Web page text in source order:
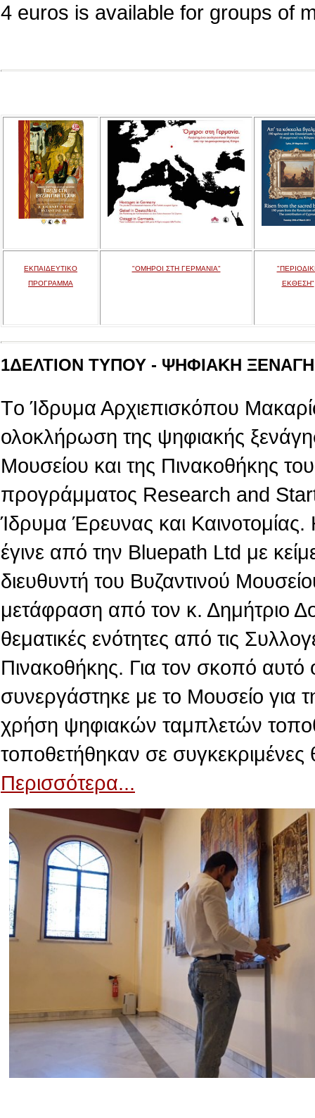
4 euros is available for groups of
ΕΚΠΑΙΔΕΥΤΙΚΟ
ΠΡΟΓΡΑΜΜΑ
"ΟΜΗΡΟΙ ΣΤΗ ΓΕΡΜΑΝΙΑ"
ΕΚΘΕΣΗ"
1ΔΕΛΤΙΟΝ ΤΥΠΟΥ - ΨΗΦΙΑΚΗ
Tο Ίδρυμα Αρχιεπισκόπου
ολοκλήρωση της ψηφιακής
Μουσείου και της Πινακοθήκης
προγράμματος Research and
Ίδρυμα Έρευνας και
έγινε από την Βluepath Ltd με
διευθυντή του Βυζαντινού
μετάφραση από τον κ. Δημήτριο
θεματικές ενότητες από τις
Πινακοθήκης. Για τον σκοπό
συνεργάστηκε με το Μουσείο για
χρήση ψηφιακών ταμπλετών
τοποθετήθηκαν σε
Περισσότερα...